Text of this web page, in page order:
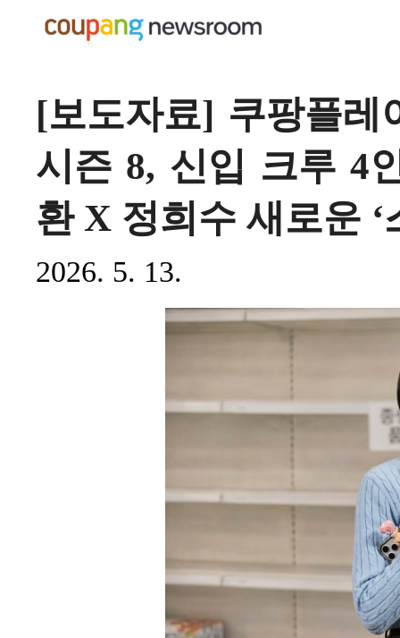
[보도자료] 쿠팡플레
시즌 8, 신입 크루 4
환 X 정희수 새로운
2026. 5. 13.